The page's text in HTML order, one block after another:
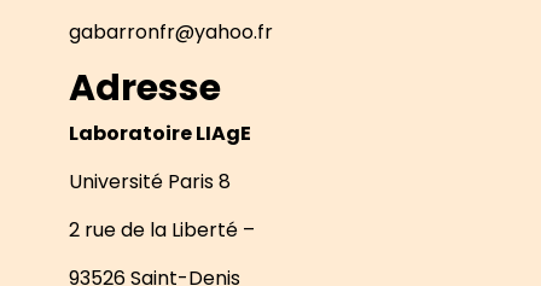
gabarronfr@yahoo.fr
Adresse
Laboratoire LIAgE
Université Paris 8
2 rue de la Liberté –
93526 Saint-Denis